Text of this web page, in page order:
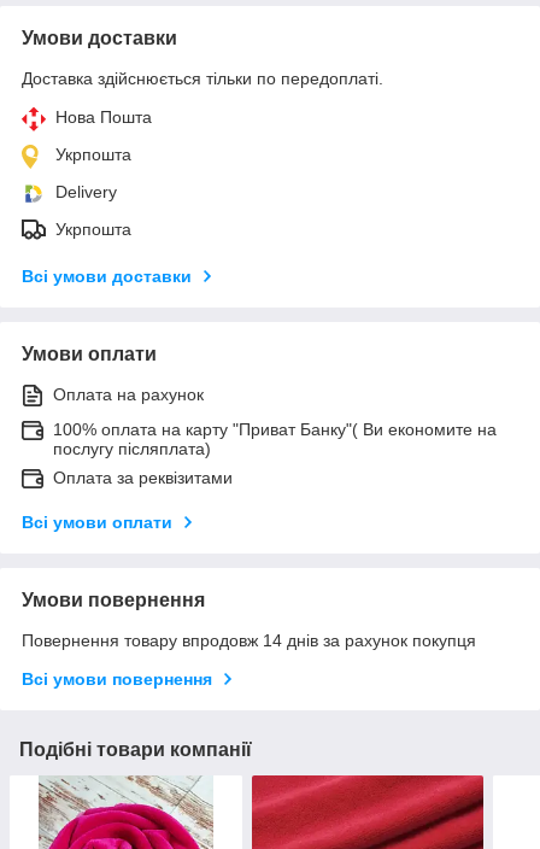
Умови доставки
Доставка здійснюється тільки по передоплаті.
Нова Пошта
Укрпошта
Delivery
Укрпошта
Всі умови доставки
Умови оплати
Оплата на рахунок
100% оплата на карту "Приват Банку"( Ви економите на
послугу післяплата)
Оплата за реквізитами
Всі умови оплати
Умови повернення
Повернення товару впродовж 14 днів за рахунок покупця
Всі умови повернення
Подібні товари компанії